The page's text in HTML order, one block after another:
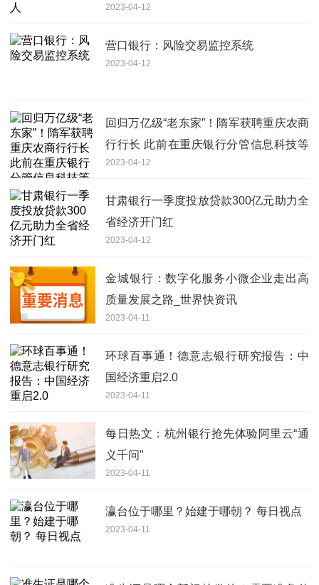
2023-04-12
营口银行：风险交易监控系统
2023-04-12
回归万亿级“老东家”！隋军获聘重庆农商
行行长 此前在重庆银行分管信息科技等
领域
2023-04-12
甘肃银行一季度投放贷款300亿元助力全
省经济开门红
2023-04-12
金城银行：数字化服务小微企业走出高
质量发展之路_世界快资讯
2023-04-11
环球百事通！德意志银行研究报告：中
国经济重启2.0
2023-04-11
每日热文：杭州银行抢先体验阿里云“通
义千问”
2023-04-11
瀛台位于哪里？始建于哪朝？ 每日视点
2023-04-11